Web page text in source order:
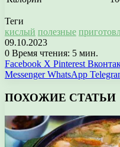
Теги
кислый полезные
09.10.2023
0 Время чтения: 5 мин.
Facebook X Pinterest
Messenger WhatsApp
ПОХОЖИЕ СТАТЬИ